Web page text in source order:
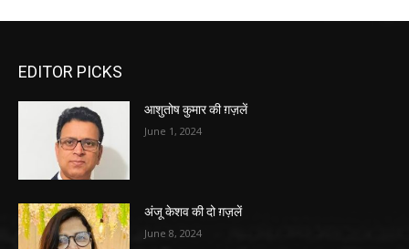
EDITOR PICKS
आशुतोष कुमार की ग़ज़लें
June 1, 2024
अंजू केशव की दो ग़ज़लें
June 8, 2024